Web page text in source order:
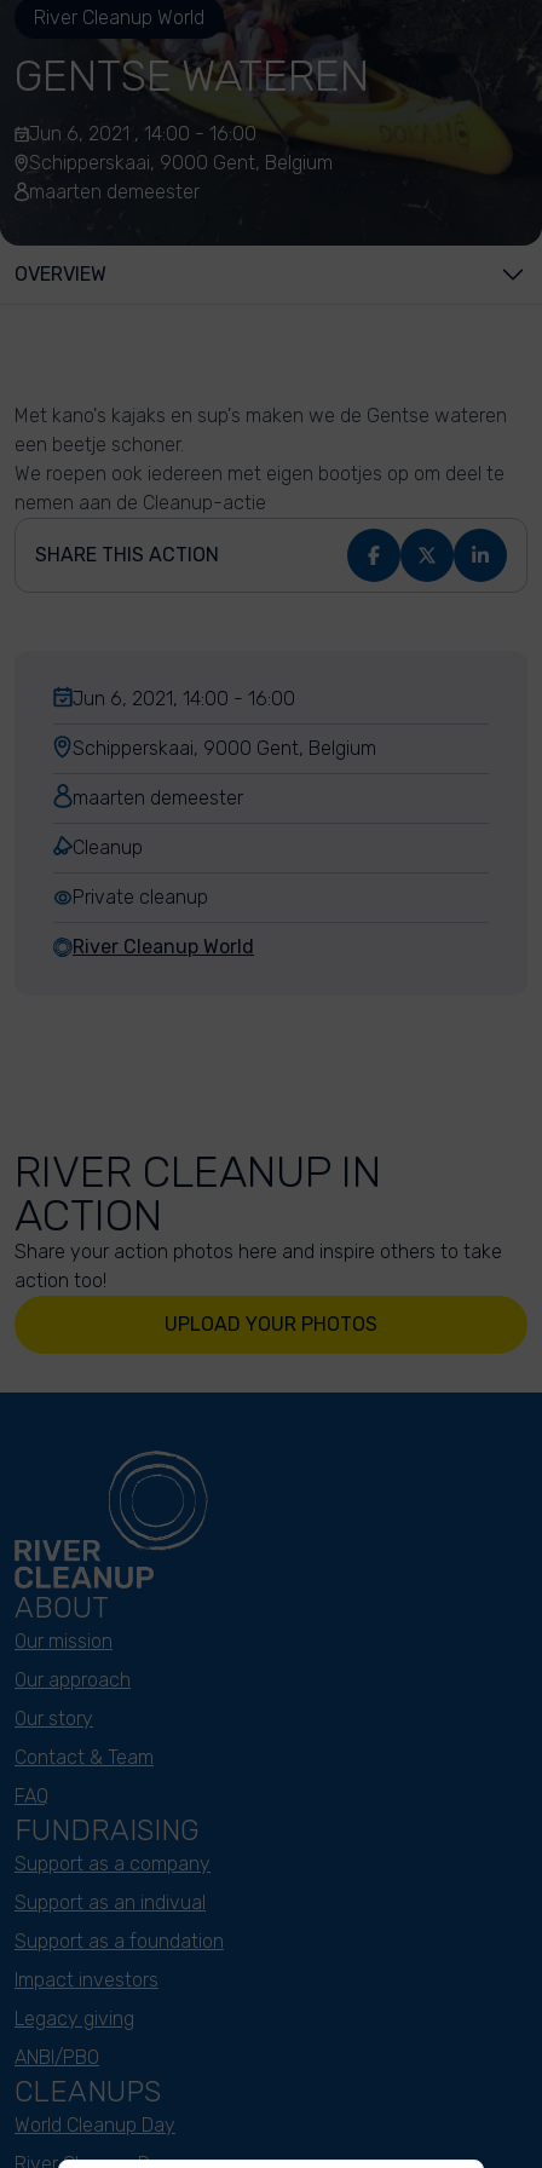
River Cleanup World
GENTSE WATEREN
Jun 6, 2021 , 14:00 - 16:00
Schipperskaai, 9000 Gent, Belgium
maarten demeester
OVERVIEW
Met kano's kajaks en sup's maken we de Gentse wateren
een beetje schoner.
We roepen ook iedereen met eigen bootjes op om deel te
nemen aan de Cleanup-actie
SHARE THIS ACTION
Jun 6, 2021, 14:00 - 16:00
Schipperskaai, 9000 Gent, Belgium
maarten demeester
Cleanup
Private cleanup
River Cleanup World
RIVER CLEANUP IN
ACTION
Share your action photos here and inspire others to take
action too!
UPLOAD YOUR PHOTOS
ABOUT
Our mission
Our approach
Our story
Contact & Team
FAQ
FUNDRAISING
Support as a company
Support as an indivual
Support as a foundation
Impact investors
Legacy giving
ANBI/PBO
CLEANUPS
World Cleanup Day